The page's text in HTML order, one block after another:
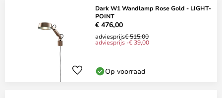
Dark W1 Wandlamp Rose Gold - LIGHT-
POINT
€ 476,00
adviesprijs€ 515,00
adviesprijs -€ 39,00
Op voorraad